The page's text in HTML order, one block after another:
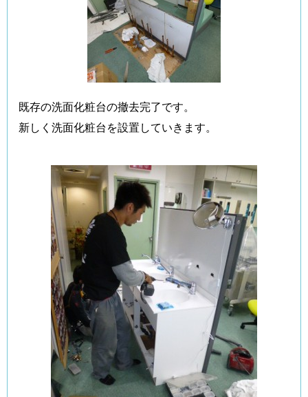
既存の洗面化粧台の撤去完了です。
新しく洗面化粧台を設置していきます。